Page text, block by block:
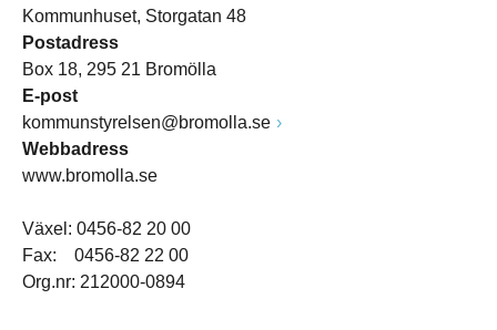
Kommunhuset, Storgatan 48
Postadress
Box 18, 295 21 Bromölla
E-post
kommunstyrelsen@bromolla.se
Webbadress
www.bromolla.se
Växel: 0456-82 20 00
Fax: 0456-82 22 00
Org.nr: 212000-0894